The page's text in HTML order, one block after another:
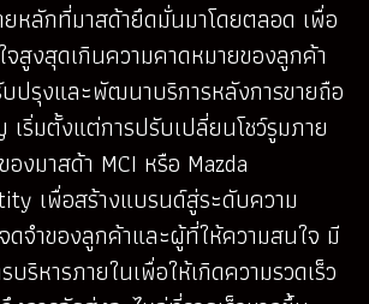
หลักที่มาสด้ายึดมั่นมาโดยตลอด เพื่อ
สูงสุดเกินความคาดหมายของลูกค้า
ปรุงและพัฒนาบริการหลังการขายถือ
ริ่มตั้งแต่การปรับเปลี่ยนโชว์รูมภาย
งมาสด้า MCI หรือ Mazda
เพื่อสร้างแบรนด์สู่ระดับความ
ดจำของลูกค้าและผู้ที่ให้ความสนใจ มี
บริหารภายในเพื่อให้เกิดความรวดเร็ว